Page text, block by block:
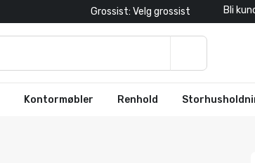
Grossist: Velg grossist Bli
Kontormøbler Renhold